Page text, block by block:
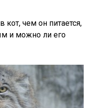
кот, чем он питается,
и можно ли его